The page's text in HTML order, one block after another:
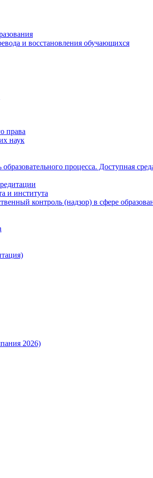
и восстановления обучающихся
права
наук
процесса. Доступная
и института
контроль (надзор) в сфере
2026)